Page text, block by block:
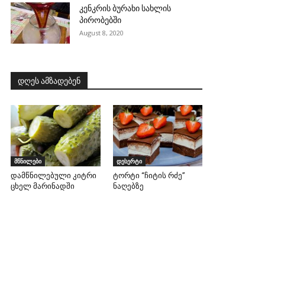
კენკრის ბურახი სახლის
პირობებში
August 8, 2020
დღეს ამზადებენ
მწნილები
დამწნილებული კიტრი
ცხელ მარინადში
დესერტი
ტორტი “ჩიტის რძე”
ნაღებზე